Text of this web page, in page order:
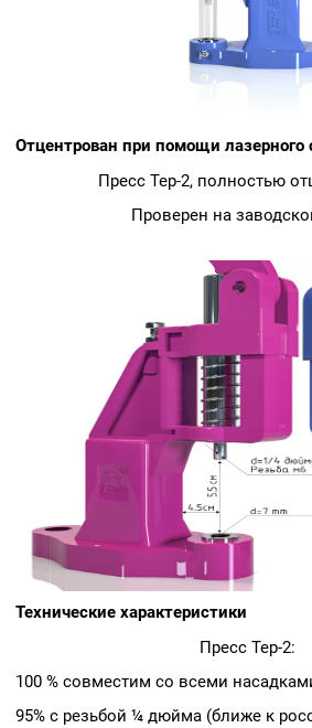
Отцентрован при помощи лазерного
Пресс Tep-2, полностью
Проверен на
Технические характеристики
Пресс Tep-2:
100 % совместим со всеми
95% с резьбой ¼ дюйма (ближе к